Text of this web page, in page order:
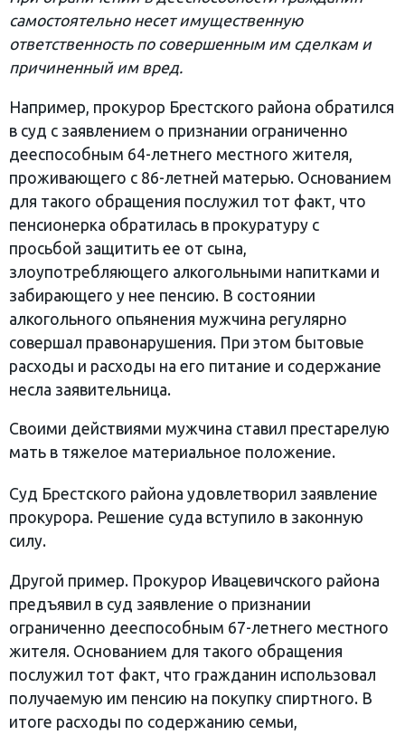
самостоятельно несет имущественную
ответственность по совершенным им сделкам и
причиненный им вред.
Например, прокурор Брестского района обратился
в суд с заявлением о признании ограниченно
дееспособным 64-летнего местного жителя,
проживающего с 86-летней матерью. Основанием
для такого обращения послужил тот факт, что
пенсионерка обратилась в прокуратуру с
просьбой защитить ее от сына,
злоупотребляющего алкогольными напитками и
забирающего у нее пенсию. В состоянии
алкогольного опьянения мужчина регулярно
совершал правонарушения. При этом бытовые
расходы и расходы на его питание и содержание
несла заявительница.
Своими действиями мужчина ставил престарелую
мать в тяжелое материальное положение.
Суд Брестского района удовлетворил заявление
прокурора. Решение суда вступило в законную
силу.
Другой пример. Прокурор Ивацевичского района
предъявил в суд заявление о признании
ограниченно дееспособным 67-летнего местного
жителя. Основанием для такого обращения
послужил тот факт, что гражданин использовал
получаемую им пенсию на покупку спиртного. В
итоге расходы по содержанию семьи,